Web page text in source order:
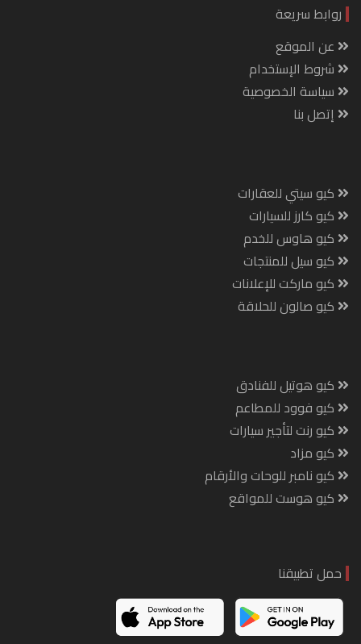
روابط سريعة
عن الموقع
شروط الإستخدام
سياسة الخصوصية
إتصل بنا
كيو سيتي للعقارات
كيو كارز للسيارات
كيو هاوس للخدم
كيو سيل للمنتجات
كيو ماركت للإعلانات
كيو صالون للحلاقة
كيو هوتيل للفنادق
كيو فوود للمطاعم
كيو رنت لتأجير سيارات
كيو مزاد
كيو نامبر للوحات والأرقام
كيو هوست للمواقع
حمل تطبيقنا